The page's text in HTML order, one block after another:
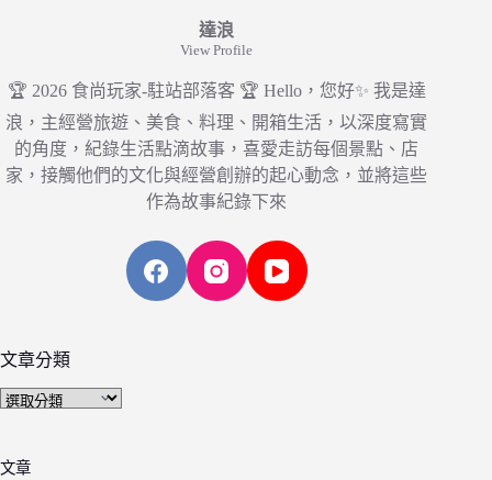
達浪
View Profile
🏆 2026 食尚玩家-駐站部落客 🏆 Hello，您好✨ 我是達
浪，主經營旅遊、美食、料理、開箱生活，以深度寫實
的角度，紀錄生活點滴故事，喜愛走訪每個景點、店
家，接觸他們的文化與經營創辦的起心動念，並將這些
作為故事紀錄下來
文章分類
文
類
文章